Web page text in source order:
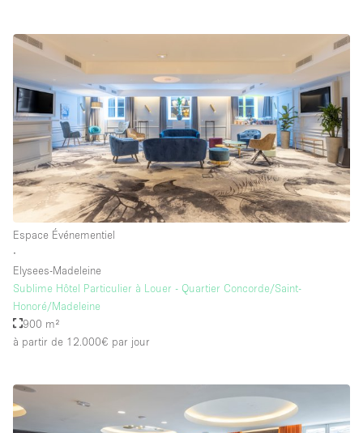
Espace Événementiel
∙
Elysees-Madeleine
Sublime Hôtel Particulier à Louer - Quartier Concorde/Saint-
Honoré/Madeleine
900 m²
à partir de 12.000€ par jour